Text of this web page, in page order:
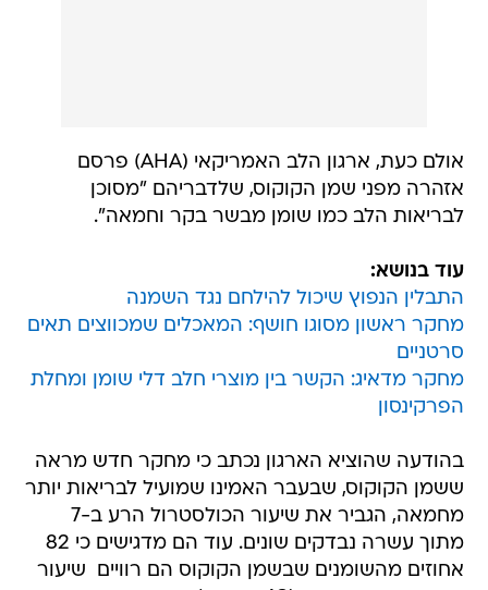
אולם כעת, ארגון הלב האמריקאי (AHA) פרסם
אזהרה מפני שמן הקוקוס, שלדבריהם "מסוכן
לבריאות הלב כמו שומן מבשר בקר וחמאה".
עוד בנושא:
התבלין הנפוץ שיכול להילחם נגד השמנה
מחקר ראשון מסוגו חושף: המאכלים שמכווצים תאים
סרטניים
מחקר מדאיג: הקשר בין מוצרי חלב דלי שומן ומחלת
הפרקינסון
בהודעה שהוציא הארגון נכתב כי מחקר חדש מראה
ששמן הקוקוס, שבעבר האמינו שמועיל לבריאות יותר
מחמאה, הגביר את שיעור הכולסטרול הרע ב-7
מתוך עשרה נבדקים שונים. עוד הם מדגישים כי 82
אחוזים מהשומנים שבשמן הקוקוס הם רוויים  שיעור